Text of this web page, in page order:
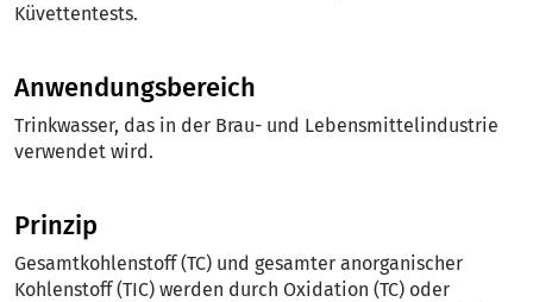
Küvettentests.
Anwendungsbereich
Trinkwasser, das in der Brau- und Lebensmittelindustrie
verwendet wird.
Prinzip
Gesamtkohlenstoff (TC) und gesamter anorganischer
Kohlenstoff (TIC) wer­den durch Oxidation (TC) oder